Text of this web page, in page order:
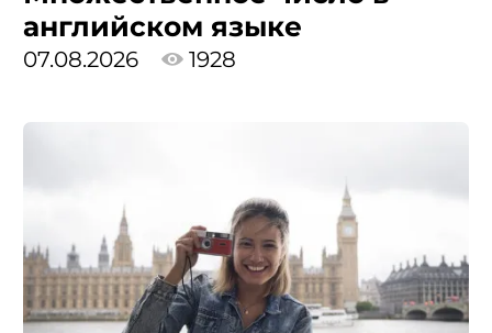
английском языке
07.08.2026 1928